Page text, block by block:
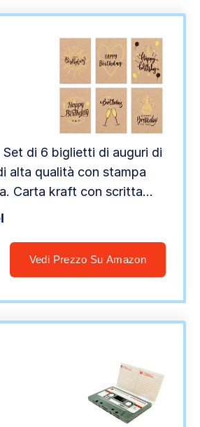
Set di 6 biglietti di auguri di
alta qualità con stampa
Carta kraft con scritta
per compleanno, uomo
Vedi Prezzo Su Amazon